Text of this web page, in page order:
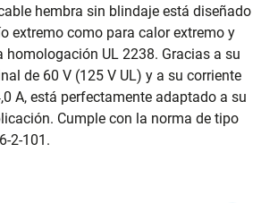
hembra sin blindaje está diseñado
extremo como para calor extremo y
homologación UL 2238. Gracias a su
de 60 V (125 V UL) y a su corriente
A, está perfectamente adaptado a su
Cumple con la norma de tipo
2-101.